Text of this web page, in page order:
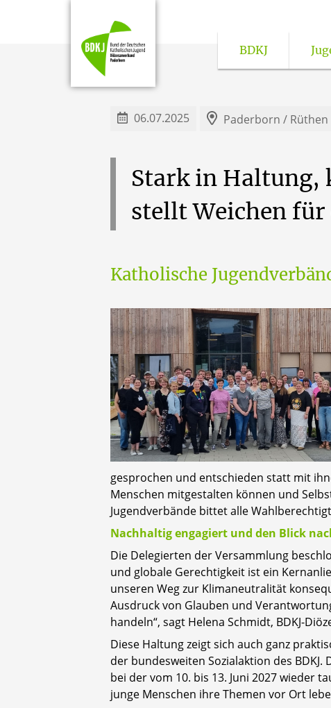
BDKJ
06.07.2025 Paderborn / Rüthen
Stark in Haltung,
stellt Weichen für
Katholische
gesprochen und entschieden statt mit
Menschen mitgestalten können und
Jugendverbände bittet alle
Nachhaltig engagiert und den Blick
Die Delegierten der Versammlung
und globale Gerechtigkeit ist ein
unseren Weg zur Klimaneutralität
Ausdruck von Glauben und
handeln“, sagt Helena Schmidt, BDKJ-
Diese Haltung zeigt sich auch ganz
der bundesweiten Sozialaktion des
bei der vom 10. bis 13. Juni 2027 wieder
junge Menschen ihre Themen vor Ort